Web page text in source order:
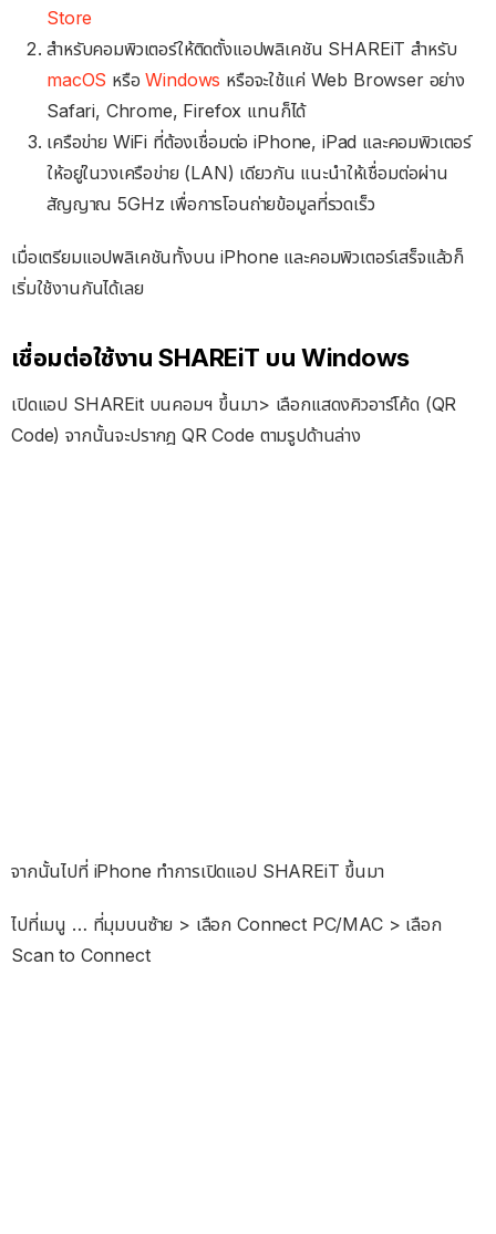
Store
สำหรับคอมพิวเตอร์ให้ติดตั้งแอปพลิเคชัน SHAREiT สำหรับ
macOS หรือWindows หรือจะใช้แค่ Web Browser อย่าง
Safari, Chrome, Firefox แทนก็ได้
เครือข่าย WiFi ที่ต้องเชื่อมต่อ iPhone, iPad และคอมพิวเตอร์
ให้อยู่ในวงเครือข่าย (LAN) เดียวกัน แนะนำให้เชื่อมต่อผ่าน
สัญญาณ 5GHz เพื่อการโอนถ่ายข้อมูลที่รวดเร็ว
เมื่อเตรียมแอปพลิเคชันทั้งบน iPhone และคอมพิวเตอร์เสร็จแล้วก็
เริ่มใช้งานกันได้เลย
เชื่อมต่อใช้งาน SHAREiT บน Windows
เปิดแอป SHAREit บนคอมฯ ขึ้นมา> เลือกแสดงคิวอาร์โค้ด (QR
Code) จากนั้นจะปรากฎ QR Code ตามรูปด้านล่าง
จากนั้นไปที่ iPhone ทำการเปิดแอป SHAREiT ขึ้นมา
ไปที่เมนู … ที่มุมบนซ้าย > เลือก Connect PC/MAC > เลือก
Scan to Connect